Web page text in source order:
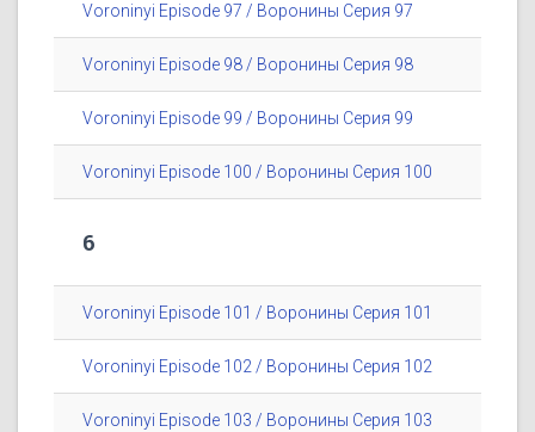
Voroninyi Episode 97 / Воронины Серия 97
Voroninyi Episode 98 / Воронины Серия 98
Voroninyi Episode 99 / Воронины Серия 99
Voroninyi Episode 100 / Воронины Серия 100
6
Voroninyi Episode 101 / Воронины Серия 101
Voroninyi Episode 102 / Воронины Серия 102
Voroninyi Episode 103 / Воронины Серия 103